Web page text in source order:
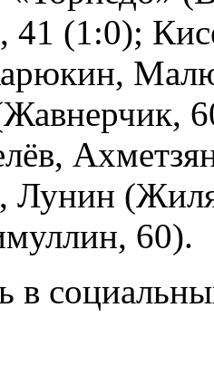
41 (1:0);
Лунин
60).
в